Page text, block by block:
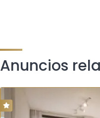
Anuncios